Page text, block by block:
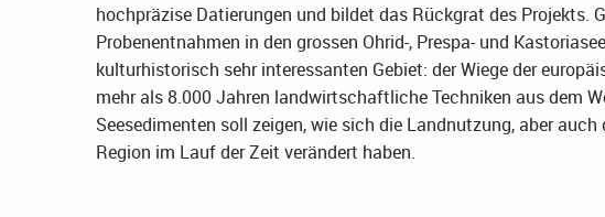
hochpräzise Datierungen und bildet das Rückgrat des Projekts.
Probenentnahmen in den grossen Ohrid-, Prespa- und
kulturhistorisch sehr interessanten Gebiet: der Wiege der
mehr als 8.000 Jahren landwirtschaftliche Techniken aus dem
Seesedimenten soll zeigen, wie sich die Landnutzung, aber
Region im Lauf der Zeit verändert haben.